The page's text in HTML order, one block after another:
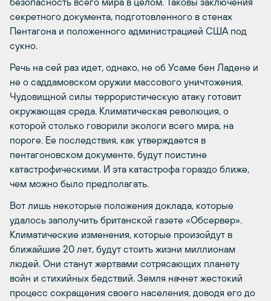
секретного документа, подготовленного в стенах
Пентагона и положенного администрацией США под
сукно.
Речь на сей раз идет, однако, не об Усаме бен Ладене и
не о саддамовском оружии массового уничтожения.
Чудовищной силы террористическую атаку готовит
окружающая среда. Климатическая революция, о
которой столько говорили экологи всего мира, на
пороге. Ее последствия, как утверждается в
пентагоновском документе, будут поистине
катастрофическими. И эта катастрофа гораздо ближе,
чем можно было предполагать.
Вот лишь некоторые положения доклада, которые
удалось заполучить британской газете «Обсервер».
Климатические изменения, которые произойдут в
ближайшие 20 лет, будут стоить жизни миллионам
людей. Они станут жертвами сотрясающих планету
войн и стихийных бедствий. Земля начнет жестокий
процесс сокращения своего населения, доводя его до